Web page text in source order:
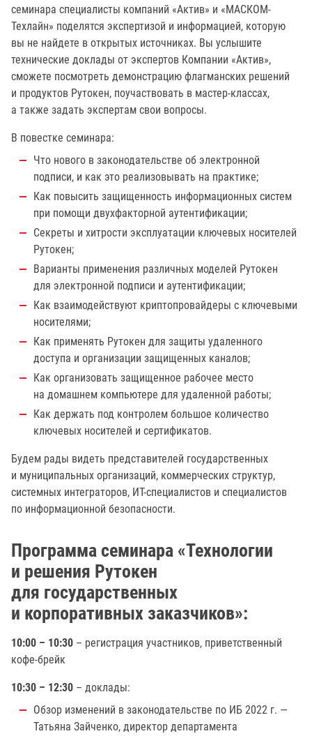
семинара специалисты компаний «Актив» и «МАСКОМ-
Техлайн» поделятся экспертизой и информацией, которую
вы не найдете в открытых источниках. Вы услышите
технические доклады от экспертов Компании «Актив»,
сможете посмотреть демонстрацию флагманских решений
и продуктов Рутокен, поучаствовать в мастер-классах,
а также задать экспертам свои вопросы.
В повестке семинара:
Что нового в законодательстве об электронной
подписи, и как это реализовывать на практике;
Как повысить защищенность информационных систем
при помощи двухфакторной аутентификации;
Секреты и хитрости эксплуатации ключевых носителей
Рутокен;
Варианты применения различных моделей Рутокен
для электронной подписи и аутентификации;
Как взаимодействуют криптопровайдеры с ключевыми
носителями;
Как применять Рутокен для защиты удаленного
доступа и организации защищенных каналов;
Как организовать защищенное рабочее место
на домашнем компьютере для удаленной работы;
Как держать под контролем большое количество
ключевых носителей и сертификатов.
Будем рады видеть представителей государственных
и муниципальных организаций, коммерческих структур,
системных интеграторов, ИТ-специалистов и специалистов
по информационной безопасности.
Программа семинара «Технологии
и решения Рутокен
для государственных
и корпоративных заказчиков»:
10:00 – 10:30 – регистрация участников, приветственный
кофе-брейк
10:30 – 12:30 – доклады:
Обзор изменений в законодательстве по ИБ 2022 г. —
Татьяна Зайченко, директор департамента